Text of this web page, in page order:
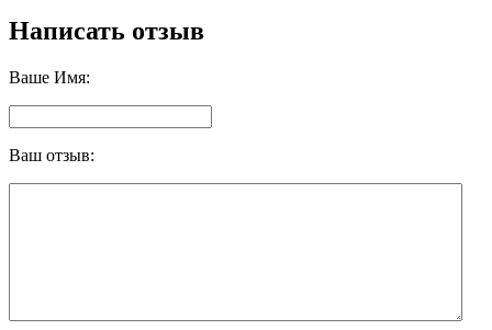
Написать отзыв
Ваше Имя:
Ваш отзыв: